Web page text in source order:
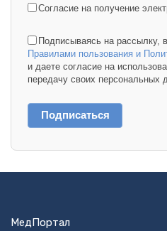
Согласие на получение
Подписываясь на рассылку,
Правилами пользования и
и даете согласие на
передачу своих
Подписаться
МедПортал